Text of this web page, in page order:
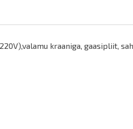
kraaniga, gaasipliit,